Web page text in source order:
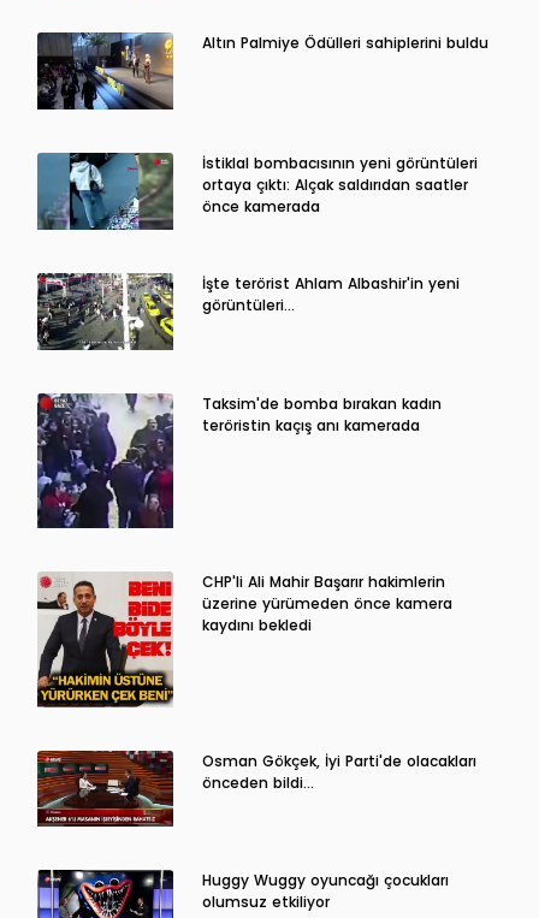
Altın Palmiye Ödülleri sahiplerini buldu
İstiklal bombacısının yeni görüntüleri
ortaya çıktı: Alçak saldırıdan saatler
önce kamerada
İşte terörist Ahlam Albashir'in yeni
görüntüleri…
Taksim'de bomba bırakan kadın
teröristin kaçış anı kamerada
CHP'li Ali Mahir Başarır hakimlerin
üzerine yürümeden önce kamera
kaydını bekledi
Osman Gökçek, İyi Parti'de olacakları
önceden bildi...
Huggy Wuggy oyuncağı çocukları
olumsuz etkiliyor